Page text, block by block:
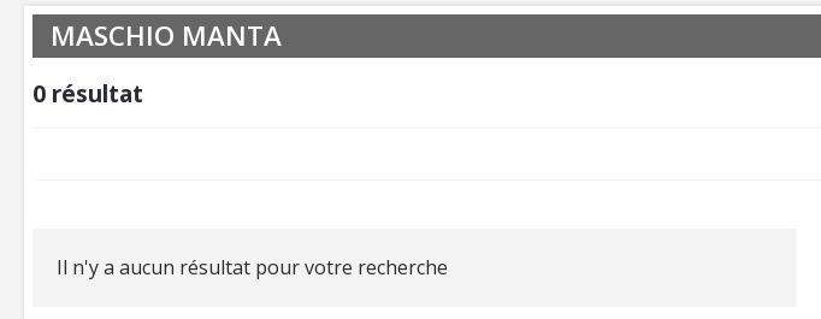
MASCHIO MANTA
0 résultat
Il n'y a aucun résultat pour votre recherche